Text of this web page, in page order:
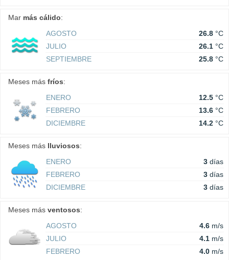
Mar más cálido:
AGOSTO
26.8 °C
JULIO
26.1 °C
SEPTIEMBRE
25.8 °C
Meses más fríos:
ENERO
12.5 °C
FEBRERO
13.6 °C
DICIEMBRE
14.2 °C
Meses más lluviosos:
ENERO
3 días
FEBRERO
3 días
DICIEMBRE
3 días
Meses más ventosos:
AGOSTO
4.6 m/s
JULIO
4.1 m/s
FEBRERO
4.0 m/s